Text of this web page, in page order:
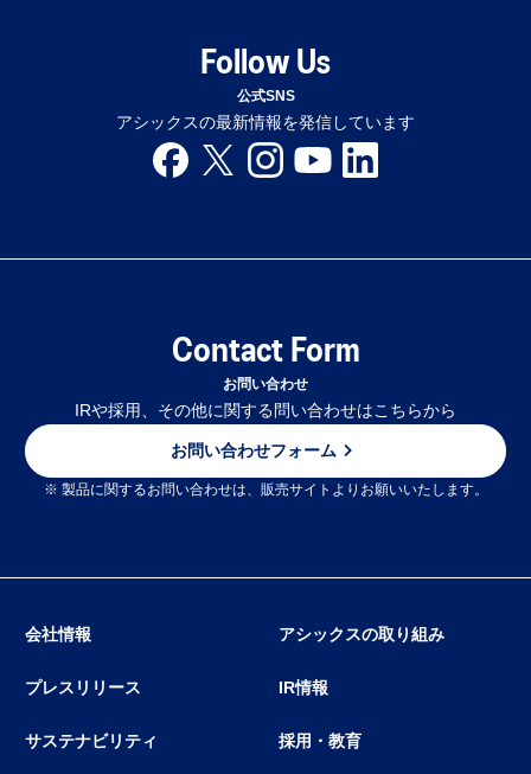
Follow Us
公式SNS
アシックスの最新情報を発信しています
Contact Form
お問い合わせ
IRや採用、その他に関する問い合わせはこちらから
お問い合わせフォーム
※ 製品に関するお問い合わせは、販売サイトよりお願いいたします。
会社情報 アシックスの取り組み
プレスリリース IR情報
サステナビリティ 採用・教育